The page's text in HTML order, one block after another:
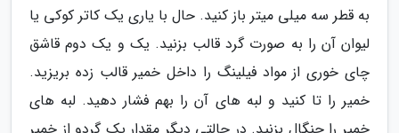
به قطر سه میلی میتر باز کنید. حال با یاری یک کاتر کوکی یا
لیوان آن را به صورت گرد قالب بزنید. یک و یک دوم قاشق
چای خوری از مواد فیلینگ را داخل خمیر قالب زده بریزید.
خمیر را تا کنید و لبه های آن را بهم فشار دهید. لبه های